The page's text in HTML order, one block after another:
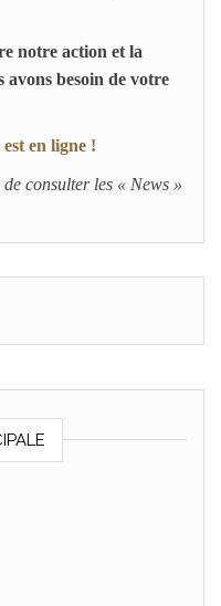
notre action et la
avons besoin de votre
est en ligne !
de consulter les « News »